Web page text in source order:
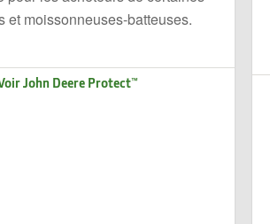
et moissonneuses-batteuses.
John Deere Protect™